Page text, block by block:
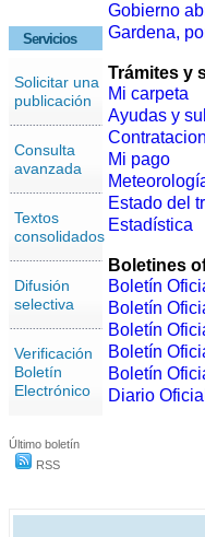
Servicios
Solicitar una
publicación
Consulta
avanzada
Textos
consolidados
Difusión
selectiva
Verificación
Boletín
Electrónico
Último boletín
RSS
Gobierno
Gardena,
Trámites y
Mi carpeta
Ayudas y
Mi pago
Estado del
Estadística
Boletines
Boletín
Boletín
Boletín
Boletín
Boletín
Diario